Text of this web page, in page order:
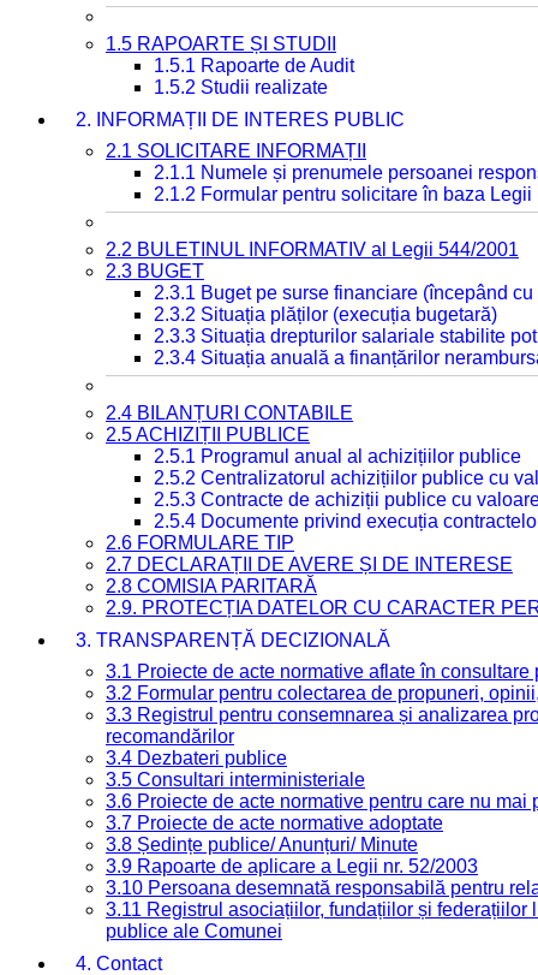
1.5 RAPOARTE ȘI STUDII
1.5.1 Rapoarte de Audit
1.5.2 Studii realizate
2. INFORMAȚII DE INTERES PUBLIC
2.1 SOLICITARE INFORMAȚII
2.1.1 Numele și prenumele persoanei
2.1.2 Formular pentru solicitare în baza Legii
2.2 BULETINUL INFORMATIV al Legii 544/2001
2.3 BUGET
2.3.1 Buget pe surse financiare (începând
2.3.2 Situația plăților (execuția bugetară)
2.3.3 Situația drepturilor salariale stabilite
2.3.4 Situația anuală a finanțărilor
2.4 BILANȚURI CONTABILE
2.5 ACHIZIȚII PUBLICE
2.5.1 Programul anual al achizițiilor publice
2.5.2 Centralizatorul achizițiilor publice cu
2.5.3 Contracte de achiziții publice cu
2.5.4 Documente privind execuția
2.6 FORMULARE TIP
2.7 DECLARAȚII DE AVERE ȘI DE INTERESE
2.8 COMISIA PARITARĂ
2.9. PROTECȚIA DATELOR CU CARACTER
3. TRANSPARENȚĂ DECIZIONALĂ
3.1 Proiecte de acte normative aflate în consultare
3.2 Formular pentru colectarea de propuneri,
3.3 Registrul pentru consemnarea și analizarea
recomandărilor
3.4 Dezbateri publice
3.5 Consultari interministeriale
3.6 Proiecte de acte normative pentru care nu mai
3.7 Proiecte de acte normative adoptate
3.8 Ședințe publice/ Anunțuri/ Minute
3.9 Rapoarte de aplicare a Legii nr. 52/2003
3.10 Persoana desemnată responsabilă pentru
3.11 Registrul asociațiilor, fundațiilor și federațiilor
publice ale Comunei
4. Contact